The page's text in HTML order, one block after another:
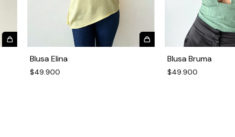
Blusa Elina
$49.900
Blusa Bruma
$49.900